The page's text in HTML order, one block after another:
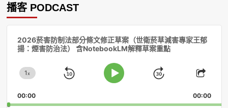
播客 PODCAST
2026菸害防制法部分條文修正草案（世衛菸草減害專家王郁
揚：煙害防治法） 含NotebookLM解釋草案重點
Change
Rate
1x
Skip
Play
Jump
Forward
Share
00:00 00:00